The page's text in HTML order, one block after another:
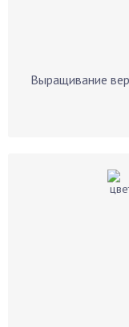
Выращивание